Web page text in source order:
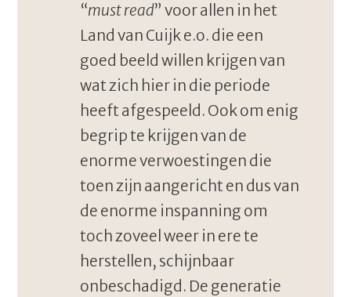
“must read” voor allen in het
Land van Cuijk e.o. die een
goed beeld willen krijgen van
wat zich hier in die periode
heeft afgespeeld. Ook om enig
begrip te krijgen van de
enorme verwoestingen die
toen zijn aangericht en dus van
de enorme inspanning om
toch zoveel weer in ere te
herstellen, schijnbaar
onbeschadigd. De generatie